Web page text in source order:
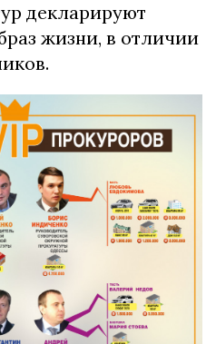
декларируют
жизни, в отличии